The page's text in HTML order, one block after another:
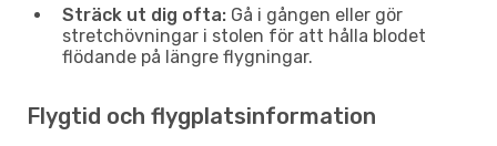
Sträck ut dig ofta: Gå i gången eller gör
stretchövningar i stolen för att hålla blodet
flödande på längre flygningar.
Flygtid och flygplatsinformation